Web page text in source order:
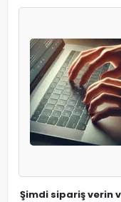
Şimdi sipariş verin